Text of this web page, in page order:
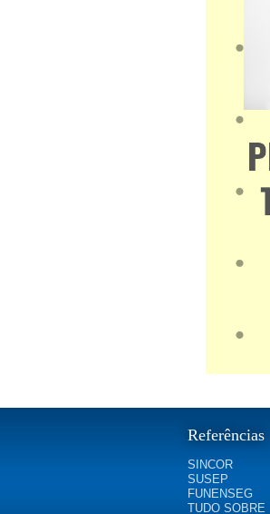
Referências
SINCOR
SUSEP
FUNENSEG
TUDO SOBRE